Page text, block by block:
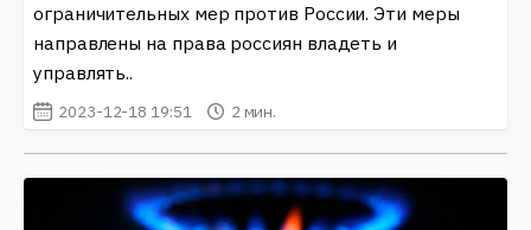
ограничительных мер против России. Эти меры
направлены на права россиян владеть и
управлять..
2023-12-18 19:51 2 мин.